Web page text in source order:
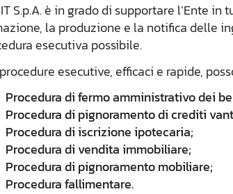
S.p.A. è in grado di supportare l’Ente
la produzione e la notifica delle
esecutiva possibile.
esecutive, efficaci e rapide,
Procedura di fermo amministrativo dei
Procedura di pignoramento di crediti
Procedura di iscrizione ipotecaria;
Procedura di vendita immobiliare;
Procedura di pignoramento mobiliare;
Procedura fallimentare.